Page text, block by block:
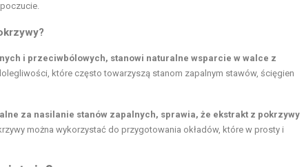
i przeciwbólowych, stanowi naturalne wsparcie w walce z
które często towarzyszą stanom zapalnym stawów, ścięgien
za nasilanie stanów zapalnych, sprawia, że ekstrakt z pokrzywy
można wykorzystać do przygotowania okładów, które w prosty i